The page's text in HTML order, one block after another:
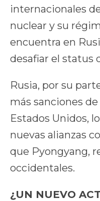
internacionales
nuclear y su
encuentra en
desafiar el status
Rusia, por su
más sanciones
Estados Unidos,
nuevas alianzas
que Pyongyang,
occidentales.
¿UN NUEVO